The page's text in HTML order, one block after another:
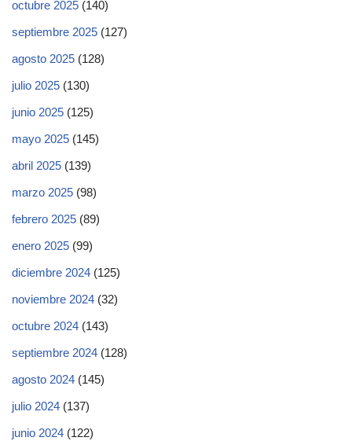
octubre 2025 (140)
septiembre 2025 (127)
agosto 2025 (128)
julio 2025 (130)
junio 2025 (125)
mayo 2025 (145)
abril 2025 (139)
marzo 2025 (98)
febrero 2025 (89)
enero 2025 (99)
diciembre 2024 (125)
noviembre 2024 (32)
octubre 2024 (143)
septiembre 2024 (128)
agosto 2024 (145)
julio 2024 (137)
junio 2024 (122)